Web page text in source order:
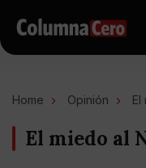
Home Opinión El
El miedo al